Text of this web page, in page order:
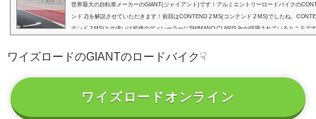
世界最大の自転車メーカーのGIANT(ジャイアント)です！アルミエントリーロードバイクの
ンド 2)を解説させていただきます！前回はCONTEND 2 MS(コンテンド 2 MS)でしたね。
テンド 2 MS)との違いは前後のディレーラーにSHIMANO CLARIS 8sが採用されているところで
テンド 2 )...
ワイズロードのGIANTのロードバイク☟
ワイズロードオンライン